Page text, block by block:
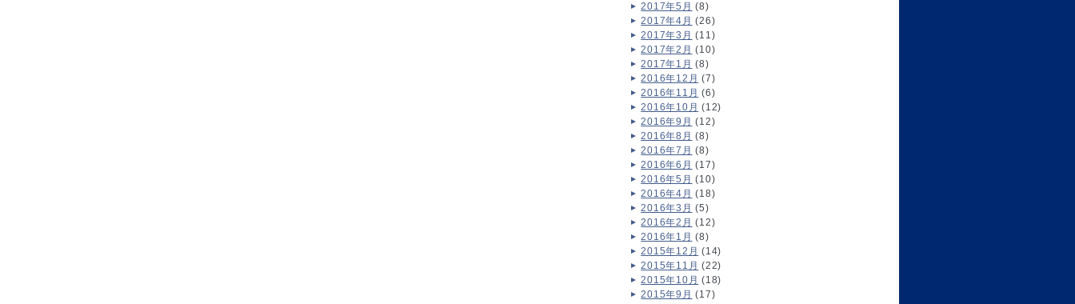
2017年5月 (8)
2017年4月 (26)
2017年3月 (11)
2017年2月 (10)
2017年1月 (8)
2016年12月 (7)
2016年11月 (6)
2016年10月 (12)
2016年9月 (12)
2016年8月 (8)
2016年7月 (8)
2016年6月 (17)
2016年5月 (10)
2016年4月 (18)
2016年3月 (5)
2016年2月 (12)
2016年1月 (8)
2015年12月 (14)
2015年11月 (22)
2015年10月 (18)
2015年9月 (17)